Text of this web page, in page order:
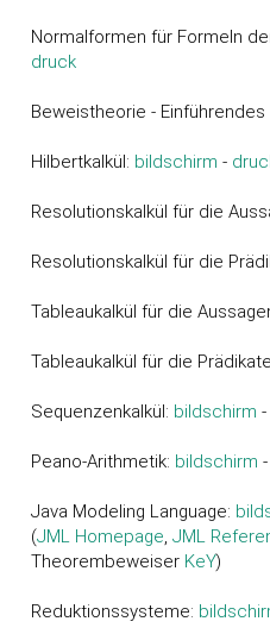
Normalformen für Formeln
druck
Beweistheorie - Einführendes
Hilbertkalkül: bildschirm -
Resolutionskalkül für die
Resolutionskalkül für die
Tableaukalkül für die
Tableaukalkül für die
Sequenzenkalkül: bildschirm -
Peano-Arithmetik: bildschirm -
Java Modeling Language:
(JML Homepage,JML
Theorembeweiser KeY)
Reduktionssysteme: